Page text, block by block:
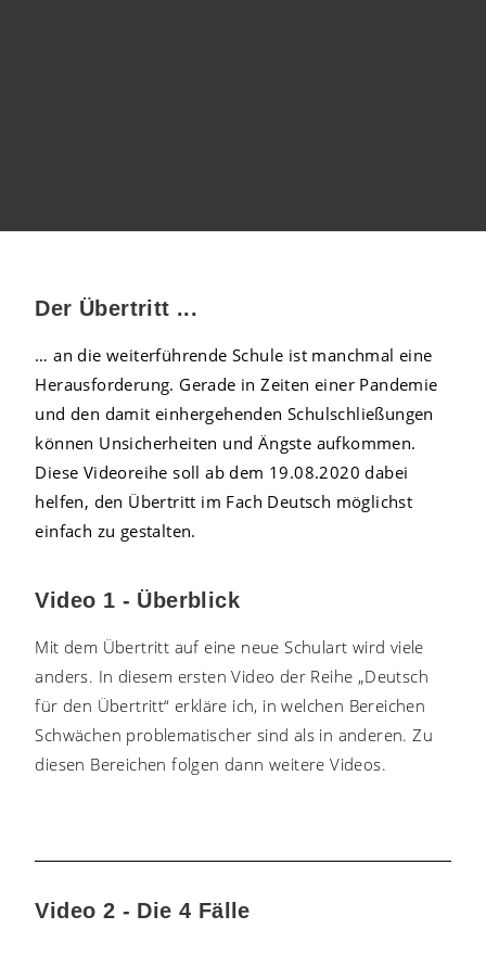
Der Übertritt ...
… an die weiterführende Schule ist manchmal eine
Herausforderung. Gerade in Zeiten einer Pandemie
und den damit einhergehenden Schulschließungen
können Unsicherheiten und Ängste aufkommen.
Diese Videoreihe soll ab dem 19.08.2020 dabei
helfen, den Übertritt im Fach Deutsch möglichst
einfach zu gestalten.
Video 1 - Überblick
Mit dem Übertritt auf eine neue Schulart wird viele
anders. In diesem ersten Video der Reihe „Deutsch
für den Übertritt“ erkläre ich, in welchen Bereichen
Schwächen problematischer sind als in anderen. Zu
diesen Bereichen folgen dann weitere Videos.
Video 2 - Die 4 Fälle